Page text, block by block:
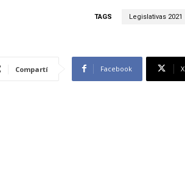
TAGS Legislativas 2021
Compartí Facebook X